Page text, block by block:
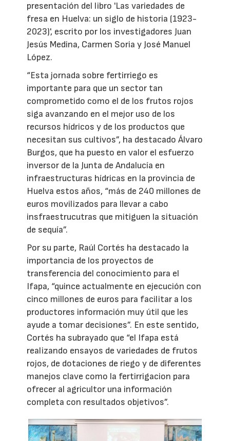
presentación del libro 'Las variedades de
fresa en Huelva: un siglo de historia (1923-
2023)', escrito por los investigadores Juan
Jesús Medina, Carmen Soria y José Manuel
López.
“Esta jornada sobre fertirriego es
importante para que un sector tan
comprometido como el de los frutos rojos
siga avanzando en el mejor uso de los
recursos hídricos y de los productos que
necesitan sus cultivos”, ha destacado Álvaro
Burgos, que ha puesto en valor el esfuerzo
inversor de la Junta de Andalucía en
infraestructuras hídricas en la provincia de
Huelva estos años, “más de 240 millones de
euros movilizados para llevar a cabo
insfraestrucutras que mitiguen la situación
de sequía”.
Por su parte, Raúl Cortés ha destacado la
importancia de los proyectos de
transferencia del conocimiento para el
Ifapa, “quince actualmente en ejecución con
cinco millones de euros para facilitar a los
productores información muy útil que les
ayude a tomar decisiones”. En este sentido,
Cortés ha subrayado que “el Ifapa está
realizando ensayos de variedades de frutos
rojos, de dotaciones de riego y de diferentes
manejos clave como la fertirrigacion para
ofrecer al agricultor una información
completa con resultados objetivos”.